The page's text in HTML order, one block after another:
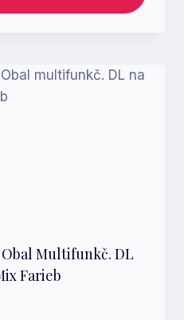
Obal Multifunkč. DL
Farieb